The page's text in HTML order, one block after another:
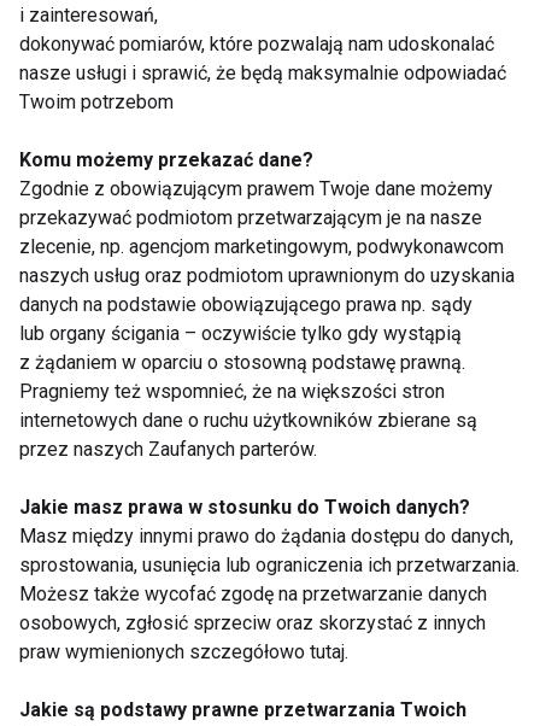
Basen
Włosy po basenie
mogą nabrać
zielonego koloru
Korzystasz z basenu?
Sprawdź czy włosy nie
nabierają zielonego
koloru
Basen - tak! Koszenie
trawy - nie! Czyli co
wolno alergikowi
Koronawirus nie
straszny w basenie!
Pokaż więcej
i zainteresowań,
dokonywać pomiarów, które pozwalają nam udoskonalać
nasze usługi i sprawić, że będą maksymalnie odpowiadać
Twoim potrzebom
Komu możemy przekazać dane?
Zgodnie z obowiązującym prawem Twoje dane możemy
przekazywać podmiotom przetwarzającym je na nasze
zlecenie, np. agencjom marketingowym, podwykonawcom
naszych usług oraz podmiotom uprawnionym do uzyskania
danych na podstawie obowiązującego prawa np. sądy
lub organy ścigania – oczywiście tylko gdy wystąpią
z żądaniem w oparciu o stosowną podstawę prawną.
Pragniemy też wspomnieć, że na większości stron
internetowych dane o ruchu użytkowników zbierane są
przez naszych Zaufanych parterów.
Jakie masz prawa w stosunku do Twoich danych?
Masz między innymi prawo do żądania dostępu do danych,
sprostowania, usunięcia lub ograniczenia ich przetwarzania.
Możesz także wycofać zgodę na przetwarzanie danych
osobowych, zgłosić sprzeciw oraz skorzystać z innych
praw wymienionych szczegółowo tutaj.
Jakie są podstawy prawne przetwarzania Twoich